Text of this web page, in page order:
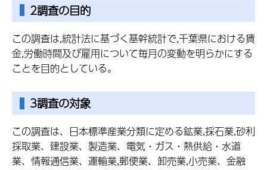
2調査の目的
この調査は,統計法に基づく基幹統計で,千葉県における賃
金,労働時間及び雇用について毎月の変動を明らかにする
ことを目的としている。
3調査の対象
この調査は、日本標準産業分類に定める鉱業,採石業,砂利
採取業、建設業、製造業、電気・ガス・熱供給・水道
業、情報通信業、運輸業,郵便業、卸売業,小売業、金融